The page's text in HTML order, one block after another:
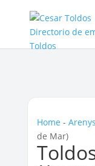
Home -
de Mar)